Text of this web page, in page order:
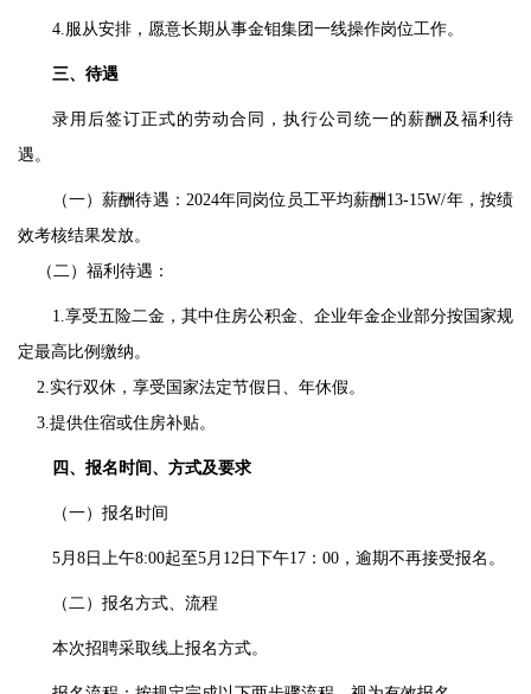
4. 服从安排，愿意长期从事金钼集团一线操作岗位工作。
三、待遇
录用后签订正式的劳动合同，执行公司统一的薪酬及福利待
遇。
（一）薪酬待遇： 2024年同岗位员工平均薪酬13-15W/年，按绩
效考核结果发放。
（二）福利待遇：
1.享受五险二金，其中住房公积金、企业年金企业部分按国家规
定最高比例缴纳。
2.实行双休，享受国家法定节假日、年休假。
3 .提供住宿或住房补贴。
四、报名时间、方式及要求
（一）报名时间
5月8日上午8:00起至5月 12日下午17： 00，逾期不再接受报名。
（二）报名方式、 流程
本次招聘采取线上报名方式。